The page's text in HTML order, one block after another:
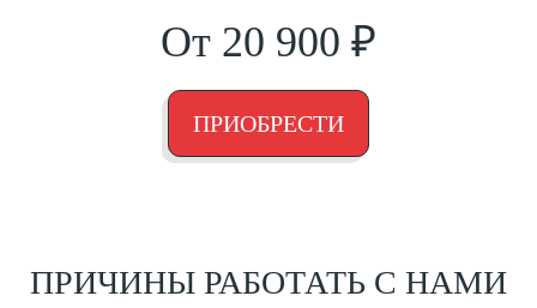
От 20 900 ₽
ПРИОБРЕСТИ
ПРИЧИНЫ РАБОТАТЬ С НАМИ